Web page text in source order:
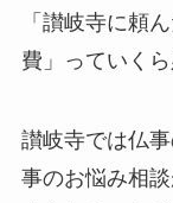
「讃岐寺に頼
費」っていくら
讃岐寺では仏
事のお悩み相